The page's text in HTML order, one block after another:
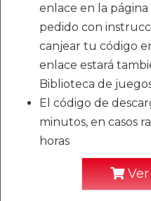
enlace en la
pedido con
canjear tu código
enlace estará
Biblioteca de
El código de
minutos, en casos
horas
Ver